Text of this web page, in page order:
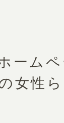
ーム
女性